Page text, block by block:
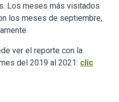
Los meses más visitados
los meses de septiembre,
ver el reporte con la
del 2019 al 2021: clic